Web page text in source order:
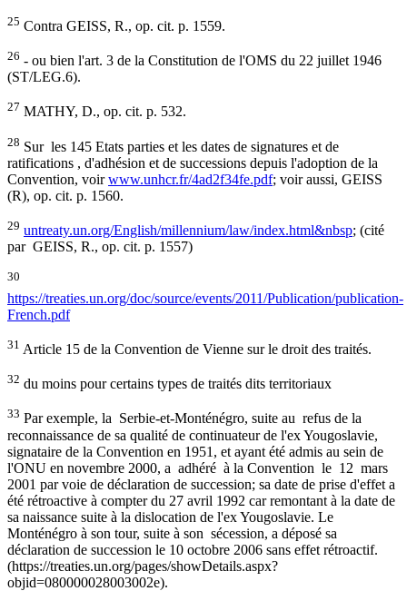
25 Contra GEISS, R., op. cit. p. 1559.
26 - ou bien l'art. 3 de la Constitution de l'OMS du 22 juillet 1946
(ST/LEG.6).
27 MATHY, D., op. cit. p. 532.
28 Sur les 145 Etats parties et les dates de signatures et de
ratifications , d'adhésion et de successions depuis l'adoption de la
Convention, voirwww.unhcr.fr/4ad2f34fe.pdf; voir aussi, GEISS
(R), op. cit. p. 1560.
29 untreaty.un.org/English/millennium/law/index.html&nbsp; (cité
par GEISS, R., op. cit. p. 1557)
30
https://treaties.un.org/doc/source/events/2011/Publication/publication-
French.pdf
31 Article 15 de la Convention de Vienne sur le droit des traités.
32 du moins pour certains types de traités dits territoriaux
33 Par exemple, la Serbie-et-Monténégro, suite au refus de la
reconnaissance de sa qualité de continuateur de l'ex Yougoslavie,
signataire de la Convention en 1951, et ayant été admis au sein de
l'ONU en novembre 2000, a adhéré à la Convention le 12 mars
2001 par voie de déclaration de succession; sa date de prise d'effet a
été rétroactive à compter du 27 avril 1992 car remontant à la date de
sa naissance suite à la dislocation de l'ex Yougoslavie. Le
Monténégro à son tour, suite à son sécession, a déposé sa
déclaration de succession le 10 octobre 2006 sans effet rétroactif.
(https://treaties.un.org/pages/showDetails.aspx?
objid=080000028003002e).